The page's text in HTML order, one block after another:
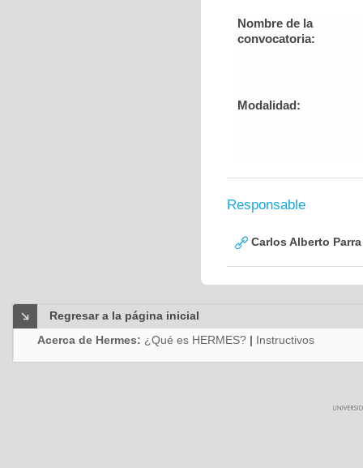
Nombre de la
convocatoria:
Modalidad:
Responsable
Carlos Alberto
Regresar a la página inicial
Acerca de Hermes: ¿Qué es HERMES? | Instructivos